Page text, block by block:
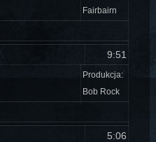
Fairbairn
9:51
Produkcja:
Bob Rock
5:06